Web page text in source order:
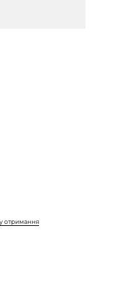
отримання